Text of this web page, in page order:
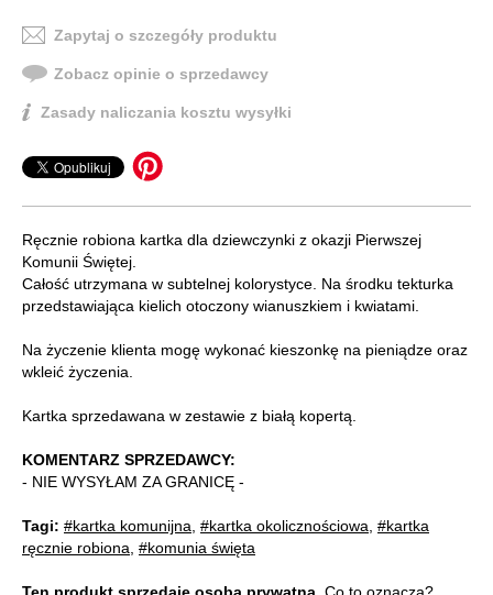
Zapytaj o szczegóły produktu
Zobacz opinie o sprzedawcy
Zasady naliczania kosztu wysyłki
Ręcznie robiona kartka dla dziewczynki z okazji Pierwszej
Komunii Świętej.
Całość utrzymana w subtelnej kolorystyce. Na środku tekturka
przedstawiająca kielich otoczony wianuszkiem i kwiatami.
Na życzenie klienta mogę wykonać kieszonkę na pieniądze oraz
wkleić życzenia.
Kartka sprzedawana w zestawie z białą kopertą.
KOMENTARZ SPRZEDAWCY:
- NIE WYSYŁAM ZA GRANICĘ -
Tagi: #kartka komunijna #kartka okolicznościowa #kartka
ręcznie robiona #komunia święta